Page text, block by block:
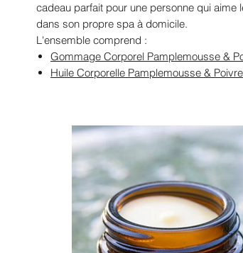
cadeau parfait pour une personne qui aime
dans son propre spa à domicile.
L'ensemble comprend :
Gommage Corporel Pamplemousse &
Huile Corporelle Pamplemousse &